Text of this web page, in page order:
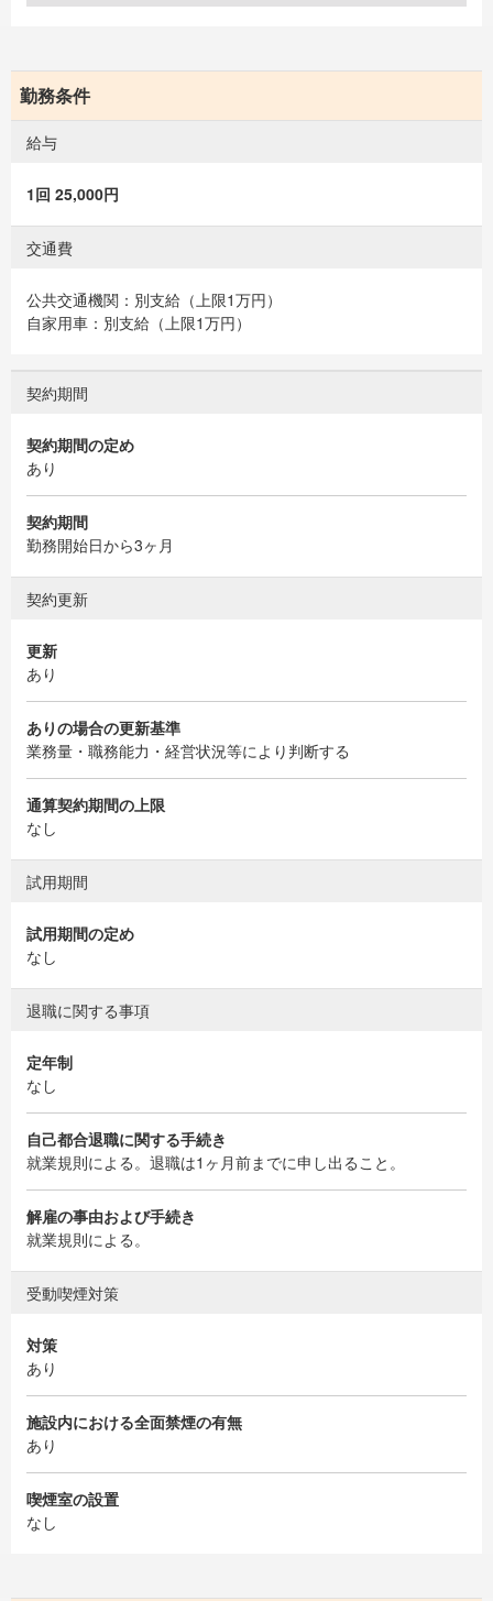
勤務条件
給与
1回 25,000円
交通費
公共交通機関：別支給（上限1万円）
自家用車：別支給（上限1万円）
契約期間
契約期間の定め
あり
契約期間
勤務開始日から3ヶ月
契約更新
更新
あり
ありの場合の更新基準
業務量・職務能力・経営状況等により判断する
通算契約期間の上限
なし
試用期間
試用期間の定め
なし
退職に関する事項
定年制
なし
自己都合退職に関する手続き
就業規則による。退職は1ヶ月前までに申し出ること。
解雇の事由および手続き
就業規則による。
受動喫煙対策
対策
あり
施設内における全面禁煙の有無
あり
喫煙室の設置
なし